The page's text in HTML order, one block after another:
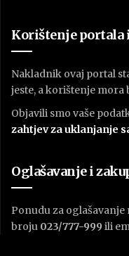
Korištenje portala
Nakladnik ovaj portal
jeste, a korištenje mora
Objavili smo vaše
zahtjev za uklanjanje
Oglašavanje i
Ponudu za
broju 023/777-999 ili